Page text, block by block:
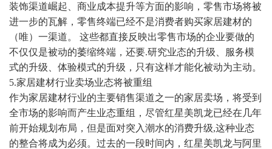
装饰渠道崛起、商业成本提升等方面的影响，零售市场将被
进一步的瓦解，零售终端已经不是消费者购买家居建材的
（唯）一渠道。
这些都直接反映出零售市场的企业要做的
不仅仅是被动的萎缩终端，还要.研究业态的升级、服务模
式的升级、体验模式的升级，只有这样才能化被动为主动。
5.家居建材行业卖场业态将被重组
作为家居建材行业的主要销售渠道之一的家居卖场，将受到
全市场的影响而产生业态重组，尽管红星美凯龙已经在几年
前开始规划布局，但是面对突入潮水的消费升级,这种业态
的整合将成为必须。过去的一段时间内，红星美凯龙与阿里